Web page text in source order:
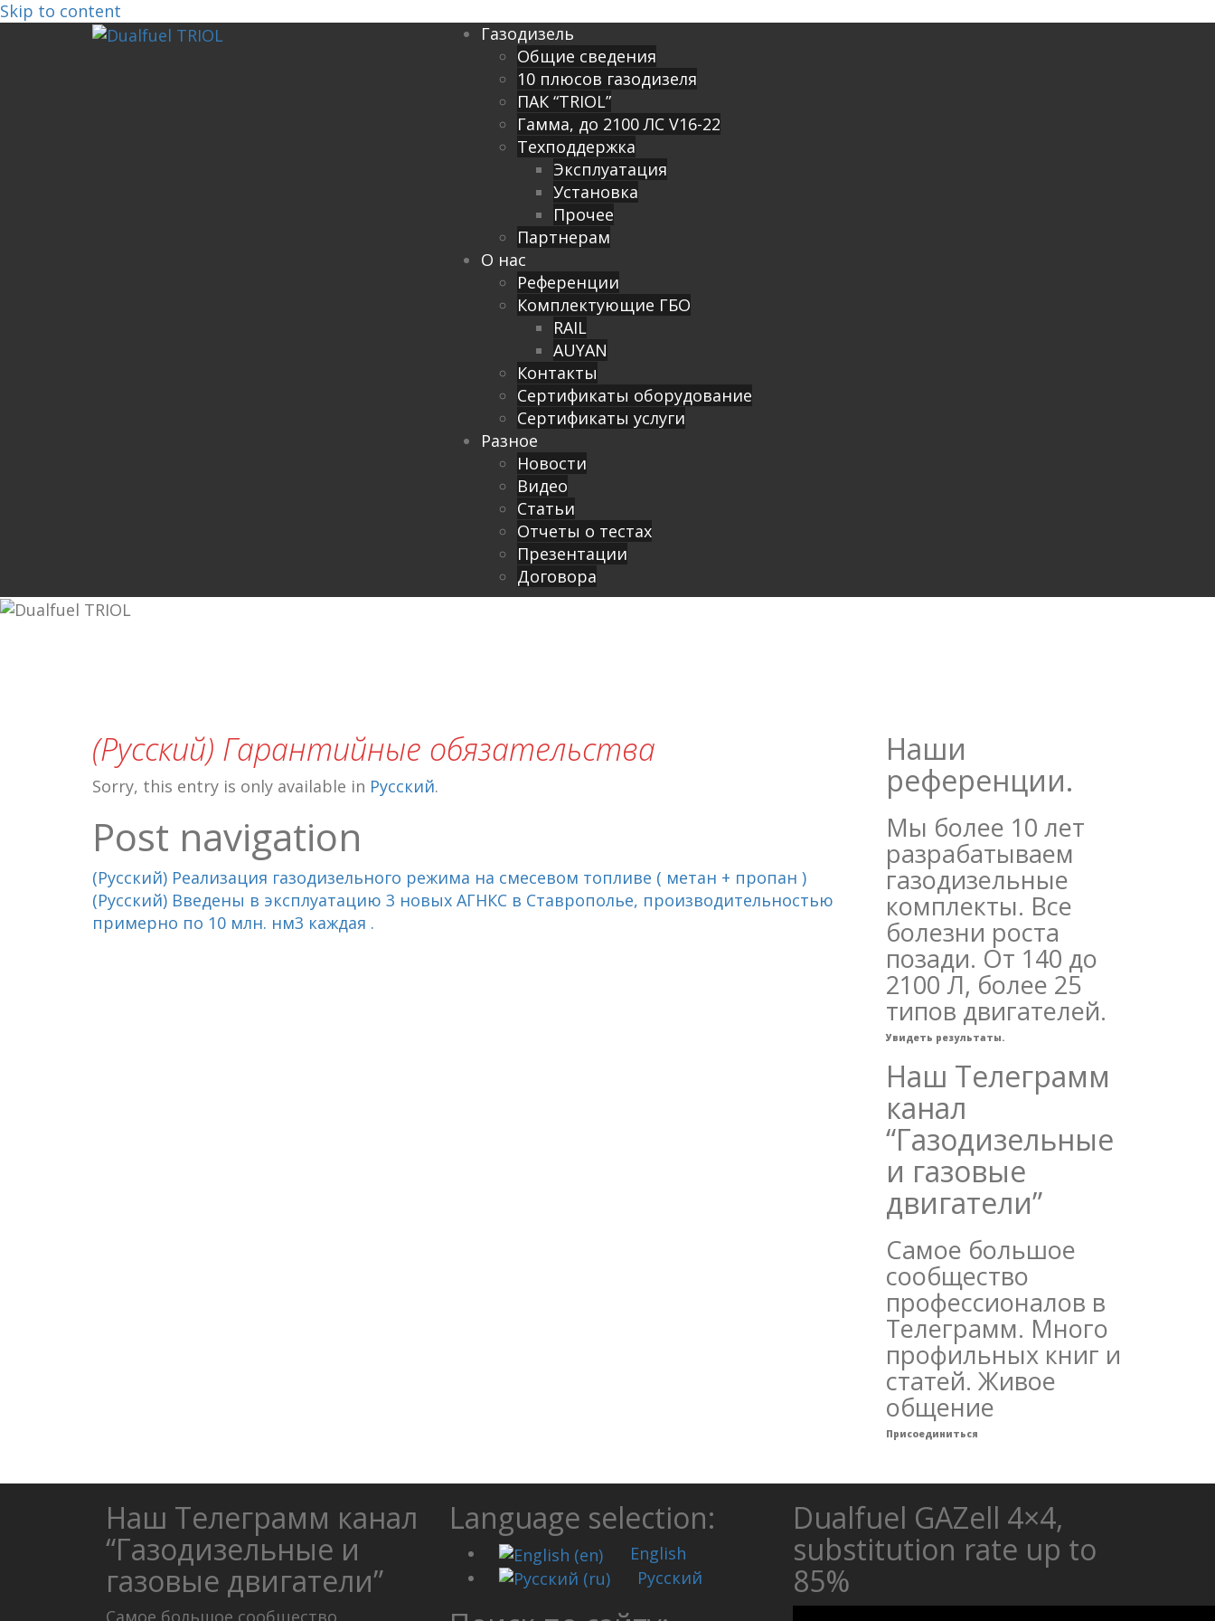
Skip to content
Газодизель
Общие сведения
10 плюсов газодизеля
ПАК “TRIOL”
Гамма, до 2100 ЛС V16-22
Техподдержка
Эксплуатация
Установка
Прочее
Партнерам
О нас
Референции
Комплектующие ГБО
RAIL
AUYAN
Контакты
Сертификаты оборудование
Сертификаты услуги
Разное
Новости
Видео
Cтатьи
Отчеты о тестах
Презентации
Договора
(Русский) Гарантийные обязательства
Sorry, this entry is only available in Русский.
Post navigation
(Русский) Реализация газодизельного режима на смесевом топливе ( метан + пропан )
(Русский) Введены в эксплуатацию 3 новых АГНКС в Ставрополье, производительностью
примерно по 10 млн. нм3 каждая .
Наши
референции.
Мы более 10 лет
разрабатываем
газодизельные
комплекты. Все
болезни роста
позади. От 140 до
2100 Л, более 25
типов двигателей.
Увидеть результаты.
Наш Телеграмм
канал
“Газодизельные
и газовые
двигатели”
Самое большое
сообщество
профессионалов в
Телеграмм. Много
профильных книг и
статей. Живое
общение
Присоединиться
Наш Телеграмм канал
“Газодизельные и
газовые двигатели”
Самое большое сообщество
Language selection:
English
Русский
Dualfuel GAZell 4×4,
substitution rate up to
85%